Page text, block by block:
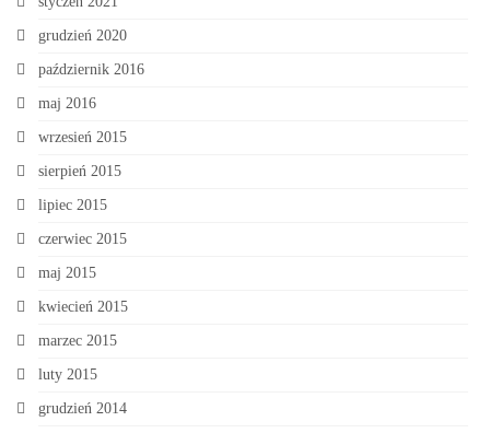
grudzień 2020
październik 2016
maj 2016
wrzesień 2015
sierpień 2015
lipiec 2015
czerwiec 2015
maj 2015
kwiecień 2015
marzec 2015
luty 2015
grudzień 2014